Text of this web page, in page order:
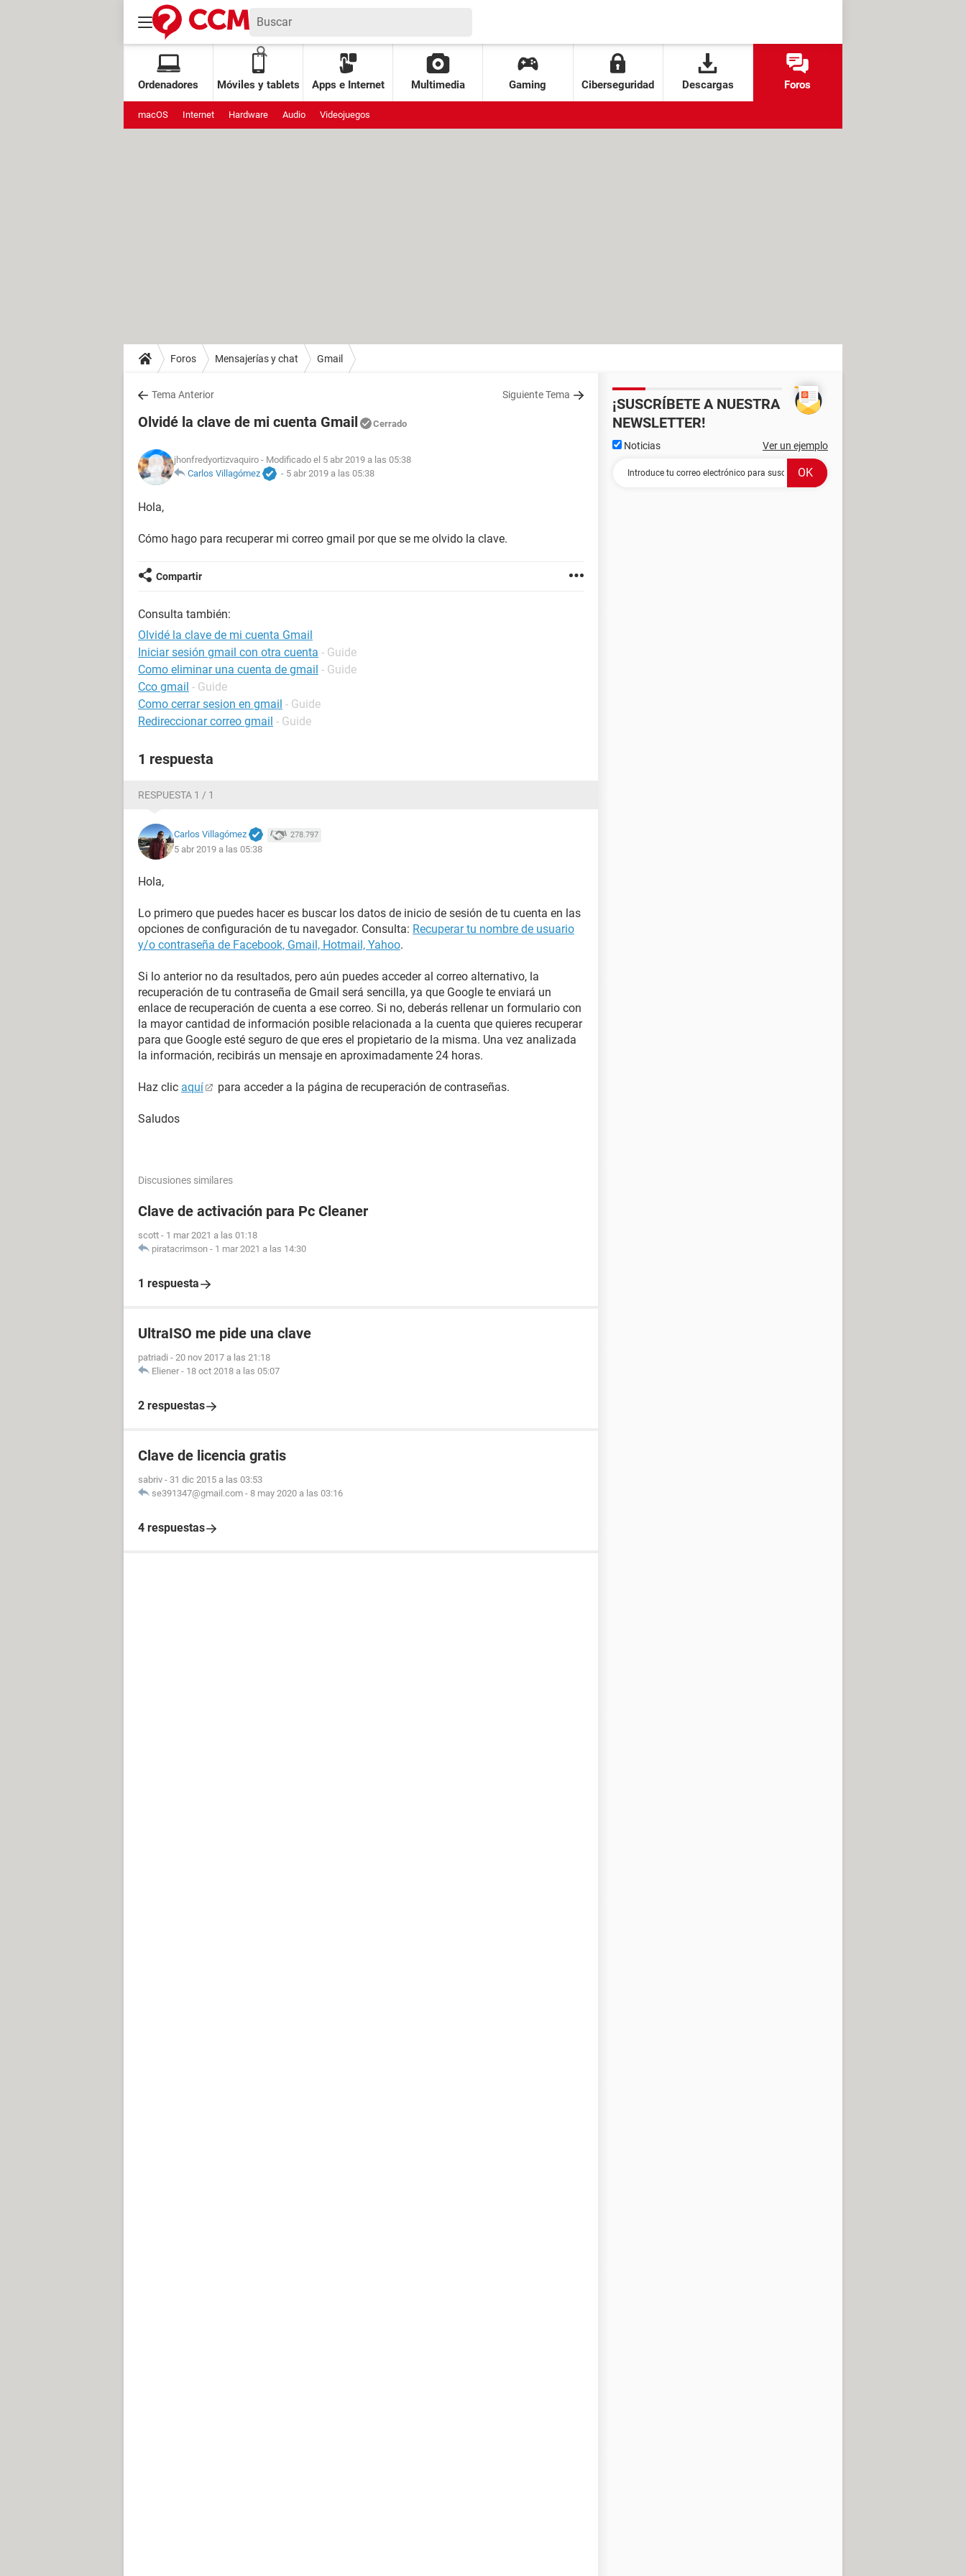
Ordenadores Móviles y tablets Apps e Internet Multimedia Gaming Ciberseguridad Descargas Foros
macOS Internet Hardware Audio Videojuegos
Foros Mensajerías y chat Gmail
Tema Anterior Siguiente Tema
Olvidé la clave de mi cuenta Gmail Cerrado
jhonfredyortizvaquiro - Modificado el 5 abr 2019 a las 05:38
Carlos Villagómez
- 5 abr 2019 a las 05:38
Hola,
Cómo hago para recuperar mi correo gmail por que se me olvido la clave.
Compartir
Consulta también:
Olvidé la clave de mi cuenta Gmail
Iniciar sesión gmail con otra cuenta - Guide
Como eliminar una cuenta de gmail - Guide
Cco gmail - Guide
Como cerrar sesion en gmail - Guide
Redireccionar correo gmail - Guide
1 respuesta
RESPUESTA 1 / 1
Carlos Villagómez 278.797
5 abr 2019 a las 05:38
Hola,
Lo primero que puedes hacer es buscar los datos de inicio de sesión de tu cuenta en las
opciones de configuración de tu navegador. Consulta: Recuperar tu nombre de usuario
y/o contraseña de Facebook, Gmail, Hotmail, Yahoo.
Si lo anterior no da resultados, pero aún puedes acceder al correo alternativo, la
recuperación de tu contraseña de Gmail será sencilla, ya que Google te enviará un
enlace de recuperación de cuenta a ese correo. Si no, deberás rellenar un formulario con
la mayor cantidad de información posible relacionada a la cuenta que quieres recuperar
para que Google esté seguro de que eres el propietario de la misma. Una vez analizada
la información, recibirás un mensaje en aproximadamente 24 horas.
Haz clic aquí para acceder a la página de recuperación de contraseñas.
Saludos
Discusiones similares
Clave de activación para Pc Cleaner
scott - 1 mar 2021 a las 01:18
piratacrimson - 1 mar 2021 a las 14:30
1 respuesta
UltraISO me pide una clave
patriadi - 20 nov 2017 a las 21:18
Eliener - 18 oct 2018 a las 05:07
2 respuestas
Clave de licencia gratis
sabriv - 31 dic 2015 a las 03:53
se391347@gmail.com - 8 may 2020 a las 03:16
4 respuestas
¡SUSCRÍBETE A NUESTRA
NEWSLETTER!
Noticias Ver un ejemplo